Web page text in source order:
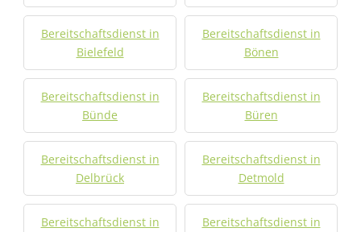
Bereitschaftsdienst in
Bielefeld
Bereitschaftsdienst in
Bönen
Bereitschaftsdienst in
Bünde
Bereitschaftsdienst in
Büren
Bereitschaftsdienst in
Delbrück
Bereitschaftsdienst in
Detmold
Bereitschaftsdienst in
Bereitschaftsdienst in